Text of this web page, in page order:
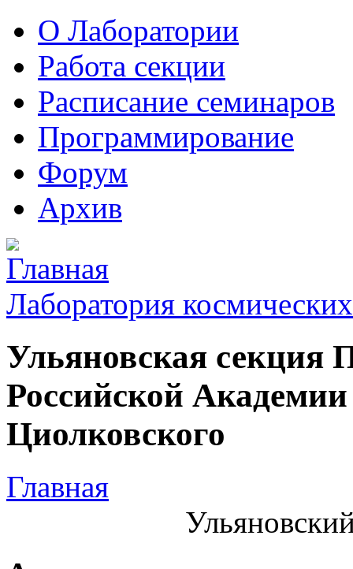
О Лаборатории
Работа секции
Расписание семинаров
Программирование
Форум
Архив
Лаборатория
Ульяновская секция
Российской
Циолковского
Главная